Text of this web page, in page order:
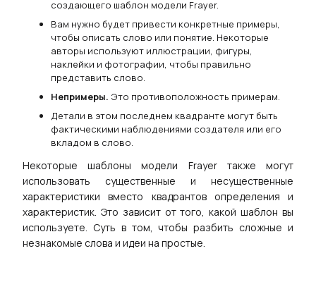
создающего шаблон модели Frayer.
Вам нужно будет привести конкретные примеры,
чтобы описать слово или понятие. Некоторые
авторы используют иллюстрации, фигуры,
наклейки и фотографии, чтобы правильно
представить слово.
Непримеры. Это противоположность примерам.
Детали в этом последнем квадранте могут быть
фактическими наблюдениями создателя или его
вкладом в слово.
Некоторые шаблоны модели Frayer также могут
использовать существенные и несущественные
характеристики вместо квадрантов определения и
характеристик. Это зависит от того, какой шаблон вы
используете. Суть в том, чтобы разбить сложные и
незнакомые слова и идеи на простые.